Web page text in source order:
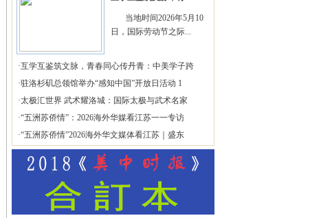
当地时间2026年5月10
日，国际劳动节之际...
·互学互鉴筑文脉，青春同心传丹青：中美学子跨
·驻洛杉矶总领馆举办“感知中国”开放日活动 1
·太极汇世界 武术耀洛城：国际太极与武术名家
·“五洲苏侨情”：2026海外华媒看江苏一一专访
·“五洲苏侨情”2026海外华文媒体看江苏｜盛东